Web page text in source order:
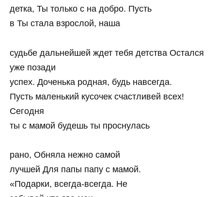
детка, Ты только с на добро. Пусть
в Ты стала взрослой, наша
судьбе дальнейшей ждет тебя детства Остался
уже позади
успех. Доченька родная, будь навсегда.
Пусть маленький кусочек счастливей всех!
Сегодня
ты с мамой будешь ты проснулась
рано, Обняла нежно самой
лучшей Для папы папу с мамой.
«Подарки, всегда-всегда. Не